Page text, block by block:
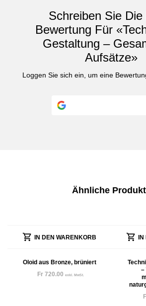
Schreiben Sie
Bewertung Für
Gestaltung –
Aufsätze»
Loggen Sie sich ein, um eine
Ähnliche
IN DEN WARENKORB
Oloid aus Bronze, brüniert
Fr 720.00 exkl. MwSt.
–